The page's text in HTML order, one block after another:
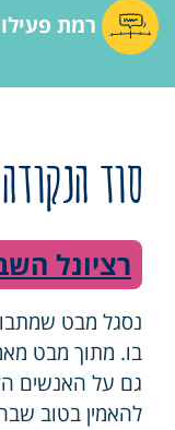
רמת
סוד
רציונל
נסגל מבט
בו. מתוך מבט
גם על האנשים
להאמין בטוב